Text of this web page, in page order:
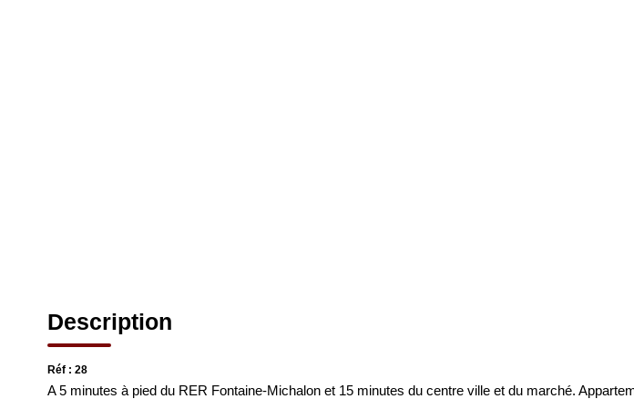
Description
Réf : 28
A 5 minutes à pied du RER Fontaine-Michalon et 15 minutes du centre ville et du marché.